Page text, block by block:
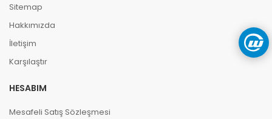
Sitemap
Hakkımızda
İletişim
Karşılaştır
HESABIM
Mesafeli Satış Sözleşmesi